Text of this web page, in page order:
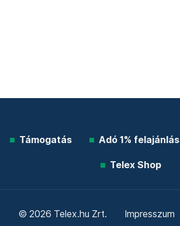
Támogatás Adó 1% felajánlás
Telex Shop
© 2026 Telex.hu Zrt. Impresszum